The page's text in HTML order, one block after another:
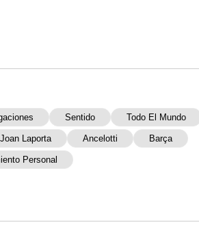
Sentido Todo El Mundo
Joan Laporta Ancelotti Barça
Personal